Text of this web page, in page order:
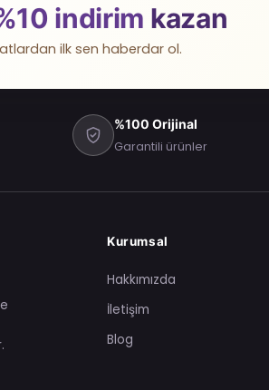
indirim kazan
ilk sen haberdar ol.
%100 Orijinal
Garantili ürünler
Kurumsal
Hakkımızda
İletişim
Blog